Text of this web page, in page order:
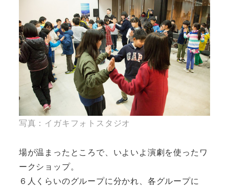
写真：イガキフォトスタジオ
場が温まったところで、いよいよ演劇を使ったワ
ークショップ。
６人くらいのグループに分かれ、各グループに